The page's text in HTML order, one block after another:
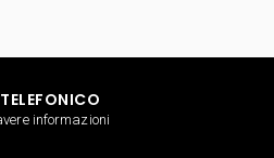
informazioni